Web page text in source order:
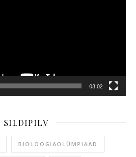
03:02
SILDIPILV
BIOLOOGIAOLÜMPIAAD